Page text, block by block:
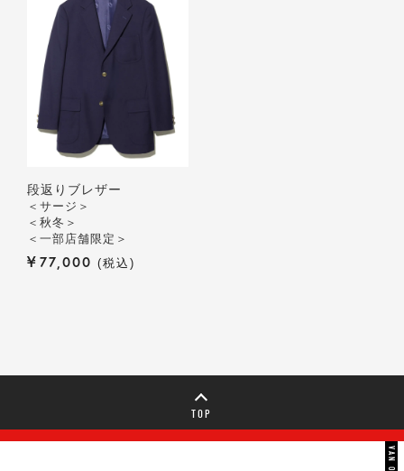
段返りブレザー
＜サージ＞
＜秋冬＞
＜一部店舗限定＞
¥ 77,000 税込
TOP